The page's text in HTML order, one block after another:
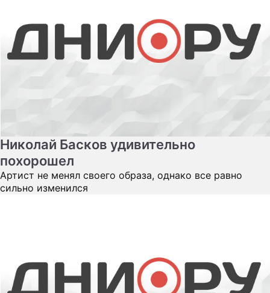
Николай Басков удивительно
похорошел
Артист не менял своего образа, однако все равно
сильно изменился